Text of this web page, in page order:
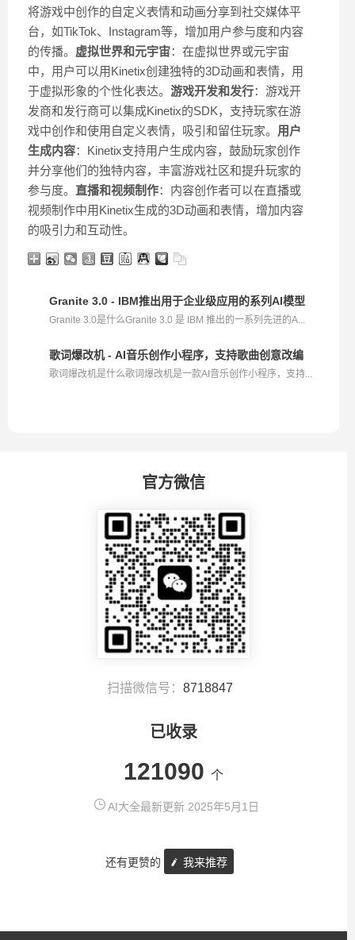
将游戏中创作的自定义表情和动画分享到社交媒体平
台，如TikTok、Instagram等，增加用户参与度和内容
的传播。 虚拟世界和元宇宙：在虚拟世界或元宇宙
中，用户可以用Kinetix创建独特的3D动画和表情，用
于虚拟形象的个性化表达。 游戏开发和发行：游戏开
发商和发行商可以集成Kinetix的SDK，支持玩家在游
戏中创作和使用自定义表情，吸引和留住玩家。 用户
生成内容：Kinetix支持用户生成内容，鼓励玩家创作
并分享他们的独特内容，丰富游戏社区和提升玩家的
参与度。 直播和视频制作：内容创作者可以在直播或
视频制作中用Kinetix生成的3D动画和表情，增加内容
的吸引力和互动性。
Granite 3.0 - IBM推出用于企业级应用的系列AI模型
Granite 3.0是什么Granite 3.0 是 IBM 推出的一系列先进的A...
歌词爆改机 - AI音乐创作小程序，支持歌曲创意改编
歌词爆改机是什么歌词爆改机是一款AI音乐创作小程序，支持...
官方微信
扫描微信号： 8718847
已收录
121090 个
AI大全最新更新 2025年5月1日
还有更赞的 我来推荐